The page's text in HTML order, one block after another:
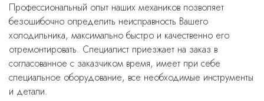
Профессиональный опыт наших механиков позволяет
безошибочно определить неисправность Вашего
холодильника, максимально быстро и качественно его
отремонтировать. Специалист приезжает на заказ в
согласованное с заказчиком время, имеет при себе
специальное оборудование, все необходимые инструменты
и детали.